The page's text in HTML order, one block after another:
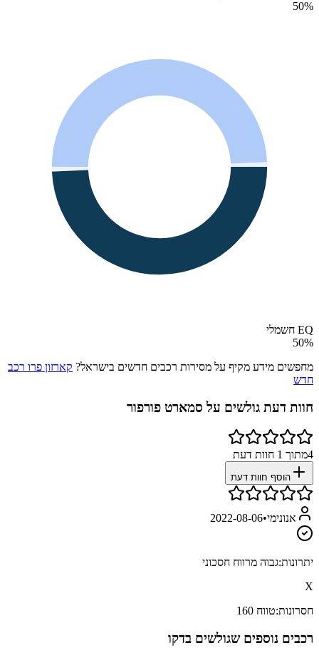
50%
EQ חשמלי
50%
מחפשים מידע מקיף על מסירות רכבים חדשים בישראל? קארזון פרו רכב
חדש
חוות דעת גולשים על סמארט פורפור
4מתוך 1 חוות דעת
הוסף חוות דעת
אנונימי•
2022-08-06
יתרונות:גבוה מרווח חסכוני
X
חסרונות:טווח 160
רכבים נוספים שגולשים בדקו